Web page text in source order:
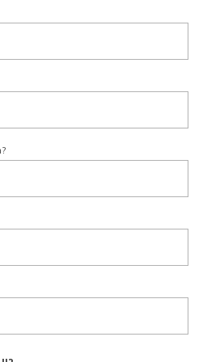
för aktuell information.